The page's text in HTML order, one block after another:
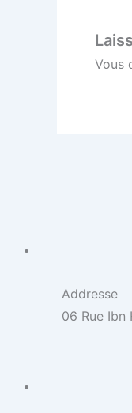
Vous
Addresse
06 Rue Ibn